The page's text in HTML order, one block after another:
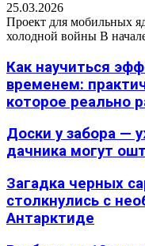
25.03.2026
Проект для мобильных
холодной войны В
Как научиться
временем:
которое реально
Доски у забора —
дачника могут
Загадка черных
столкнулись с
Антарктиде